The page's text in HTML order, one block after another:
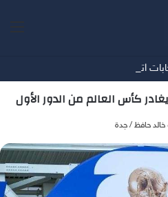
اتحاد كرة القدم
خالد حافظ / جدة